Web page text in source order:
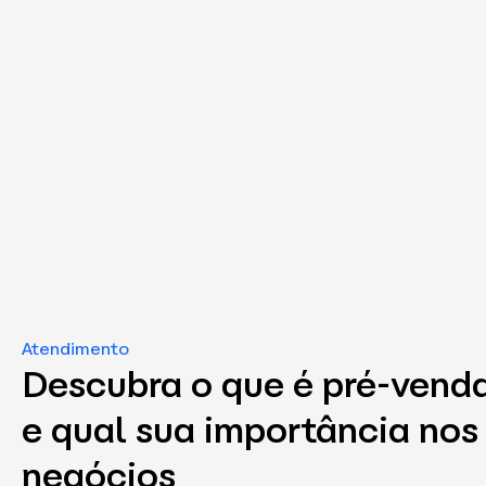
Atendimento
Descubra o que é pré-
e qual sua importância nos
negócios